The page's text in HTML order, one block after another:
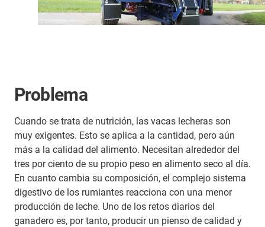
Problema
Cuando se trata de nutrición, las vacas lecheras son
muy exigentes. Esto se aplica a la cantidad, pero aún
más a la calidad del alimento. Necesitan alrededor del
tres por ciento de su propio peso en alimento seco al día.
En cuanto cambia su composición, el complejo sistema
digestivo de los rumiantes reacciona con una menor
producción de leche. Uno de los retos diarios del
ganadero es, por tanto, producir un pienso de calidad y